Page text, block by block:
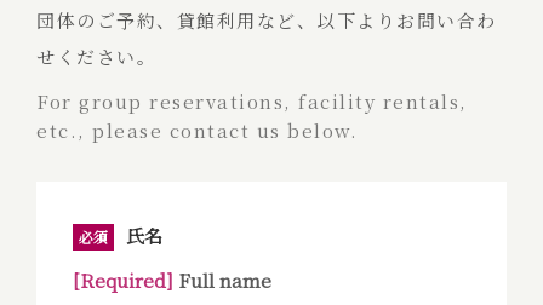
団体のご予約、貸館利用など、以下よりお問い合わ
せください。
For group reservations, facility rentals,
etc., please contact us below.
必須
氏名
[Required] Full name